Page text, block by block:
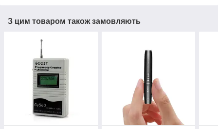
З цим товаром також замовляють